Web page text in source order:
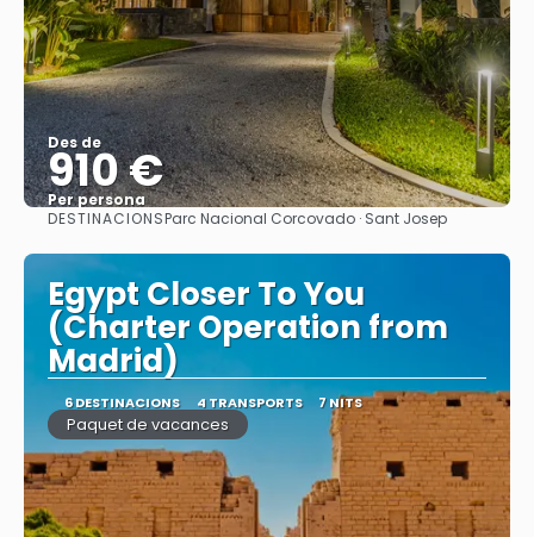
Des de
910 €
Per persona
Veure
DESTINACIONSParc Nacional Corcovado · Sant Josep
Egypt Closer To You
(Charter Operation from
Madrid)
6 DESTINACIONS 4 TRANSPORTS 7 NITS
Paquet de vacances